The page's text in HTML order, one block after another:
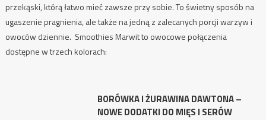
przekąski, którą łatwo mieć zawsze przy sobie. To świetny sposób na
ugaszenie pragnienia, ale także na jedną z zalecanych porcji warzyw i
owoców dziennie. Smoothies Marwit to owocowe połączenia
dostępne w trzech kolorach:
BORÓWKA I ŻURAWINA DAWTONA –
NOWE DODATKI DO MIĘS I SERÓW